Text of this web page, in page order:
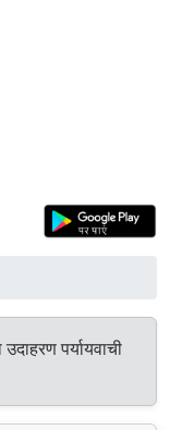
पर्यायवाची